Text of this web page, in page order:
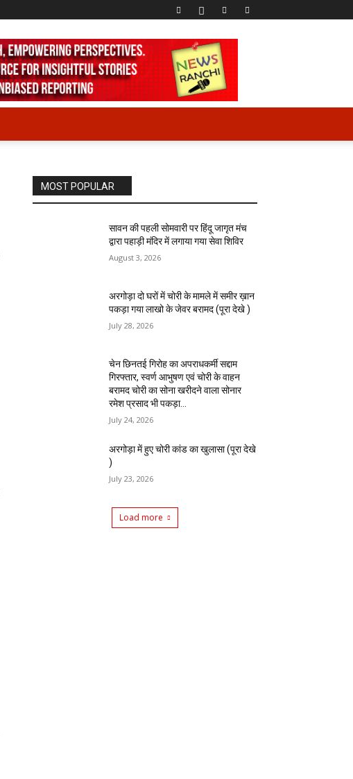
MOST POPULAR
सावन की पहली सोमवारी पर हिंदू जागृत मंच
द्वारा पहाड़ी मंदिर में लगाया गया सेवा शिविर
August 3, 2026
अरगोड़ा दो घरों में चोरी के मामले में समीर ख़ान
पकड़ा गया लाखो के जेवर बरामद (पूरा देखे )
July 28, 2026
चेन छिनतई गिरोह का अपराधकर्मी सद्दाम
गिरफ्तार, स्वर्ण आभुषण एवं चोरी के वाहन
बरामद चोरी का सोना खरीदने वाला सोनार
रमेश प्रसाद भी पकड़ा...
July 24, 2026
अरगोड़ा में हुए चोरी कांड का खुलासा (पूरा देखे
)
July 23, 2026
Load more